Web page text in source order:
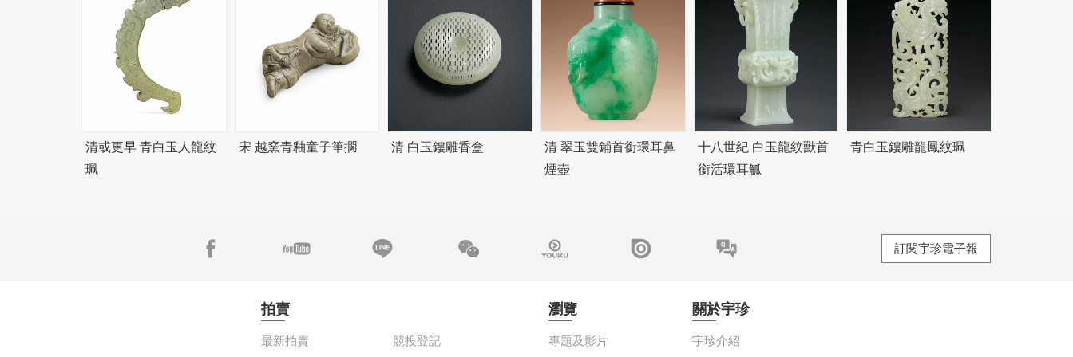
清或更早 青白玉人龍紋
珮
宋 越窯青釉童子筆擱 清 白玉鏤雕香盒
清 翠玉雙鋪首銜環耳鼻
煙壺
十八世紀 白玉龍紋獸首
銜活環耳觚
青白玉鏤雕龍鳳紋珮
訂閱宇珍電子報
拍賣
最新拍賣 競投登記
瀏覽
專題及影片
關於宇珍
宇珍介紹